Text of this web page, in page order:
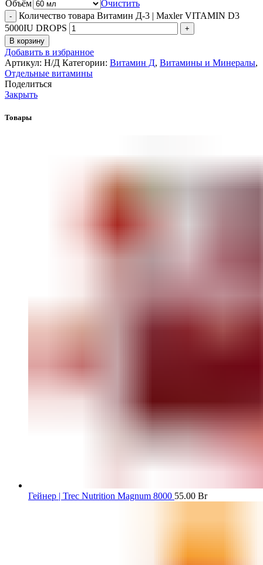
Объём
Очистить
Количество товара Витамин Д-3 | Maxler VITAMIN D3
5000IU DROPS
В корзину
Добавить в избранное
Артикул: Н/Д Категории: Витамин Д, Витамины и Минералы,
Отдельные витамины
Поделиться
Закрыть
Товары
Гейнер | Trec Nutrition Magnum 8000 55.00 Br